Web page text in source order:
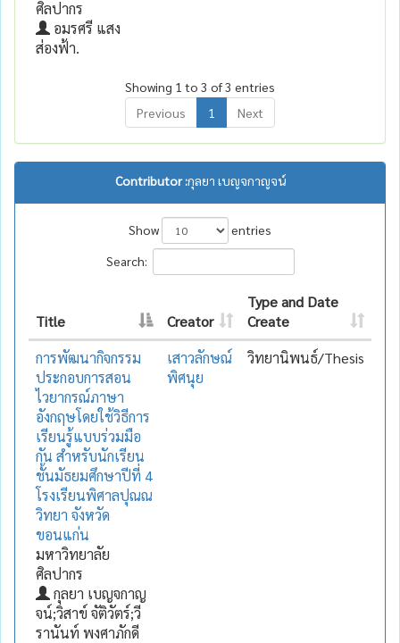
ศิลปากร
อมรศรี แสง
ส่องฟ้า.
Showing 1 to 3 of 3 entries
Previous
1 Next
Contributor :กุลยา เบญจกาญจน์
Show
entries
Search:
Title Creator
Type and Date
Create
การพัฒนากิจกรรม
ประกอบการสอน
ไวยากรณ์ภาษา
อังกฤษโดยใช้วิธีการ
เรียนรู้แบบร่วมมือ
กัน สำหรับนักเรียน
ชั้นมัธยมศึกษาปีที่ 4
โรงเรียนพิศาลปุณณ
วิทยา จังหวัด
ขอนแก่น
มหาวิทยาลัย
ศิลปากร
กุลยา เบญจกาญ
จน์;วิสาข์ จัติวัตร์;วี
รานันท์ พงศาภักดี
เสาวลักษณ์
พิศนุย
วิทยานิพนธ์/Thesis